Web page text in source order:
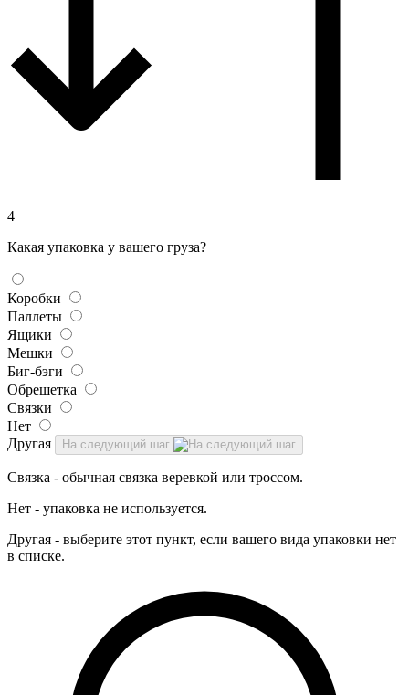
4
Какая упаковка у вашего груза?
Коробки
Паллеты
Ящики
Мешки
Биг-бэги
Обрешетка
Связки
Нет
Другая
На следующий шаг
Связка - обычная связка веревкой или троссом.
Нет - упаковка не используется.
Другая - выберите этот пункт, если вашего вида упаковки нет
в списке.